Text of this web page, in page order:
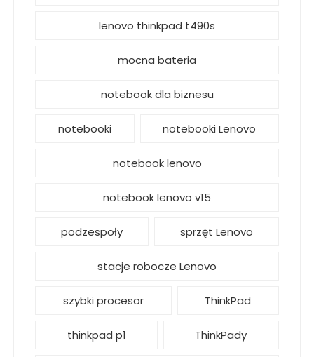
lenovo thinkpad t490s
mocna bateria
notebook dla biznesu
notebooki notebooki Lenovo
notebook lenovo
notebook lenovo v15
podzespoły sprzęt Lenovo
stacje robocze Lenovo
szybki procesor ThinkPad
thinkpad p1 ThinkPady